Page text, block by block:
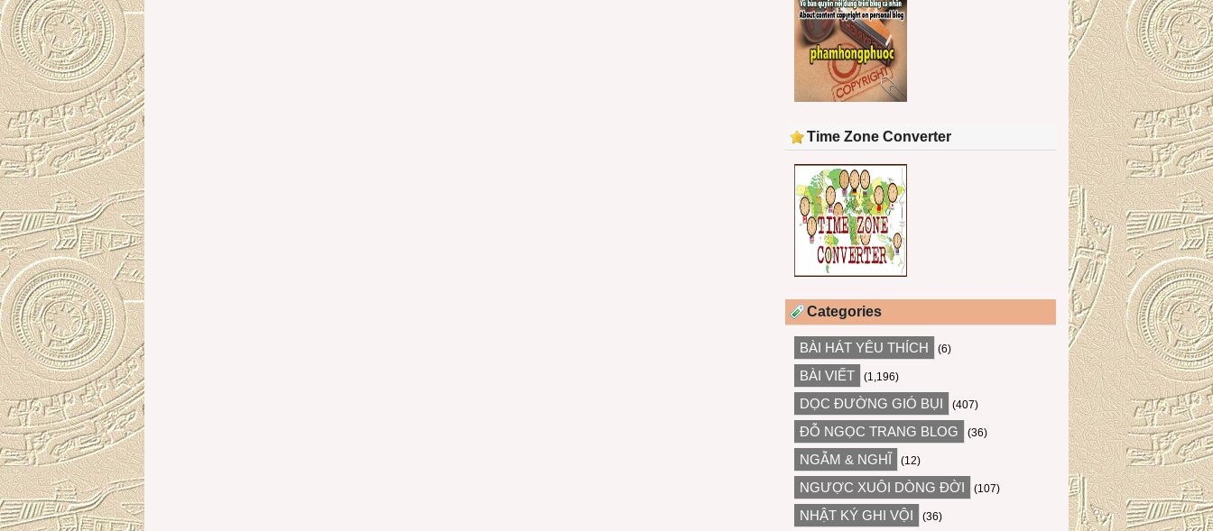
Time Zone Converter
Categories
BÀI HÁT YÊU THÍCH (6)
BÀI VIẾT (1,196)
DỌC ĐƯỜNG GIÓ BỤI (407)
ĐỖ NGỌC TRANG BLOG (36)
NGẪM & NGHĨ (12)
NGƯỢC XUÔI DÒNG ĐỜI (107)
NHẬT KÝ GHI VỘI (36)